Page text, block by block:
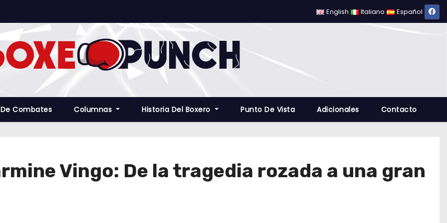
English Italiano Español
Combates Columnas Historia Del Boxero Punto De Vista Adicionales Contacto
Vingo: De la tragedia rozada a una gran